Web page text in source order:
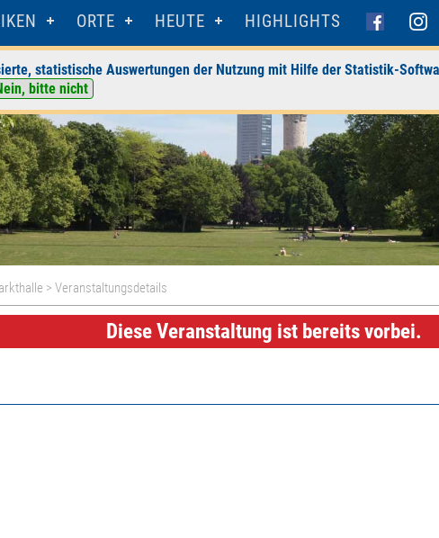
ORTE HEUTE HIGHLIGHTS
statistische Auswertungen der Nutzung mit Hilfe der Statistik-
bitte nicht
> Veranstaltungsdetails
Diese Veranstaltung ist bereits vorbei.